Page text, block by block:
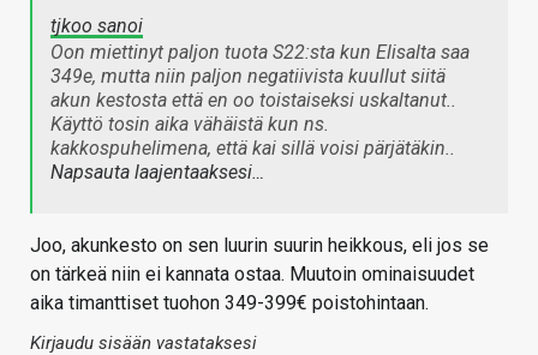
tjkoo sanoi
Oon miettinyt paljon tuota S22:sta kun Elisalta saa
349e, mutta niin paljon negatiivista kuullut siitä
akun kestosta että en oo toistaiseksi uskaltanut..
Käyttö tosin aika vähäistä kun ns.
kakkospuhelimena, että kai sillä voisi pärjätäkin..
Napsauta laajentaaksesi…
Joo, akunkesto on sen luurin suurin heikkous, eli jos se
on tärkeä niin ei kannata ostaa. Muutoin ominaisuudet
aika timanttiset tuohon 349-399€ poistohintaan.
Kirjaudu sisään vastataksesi